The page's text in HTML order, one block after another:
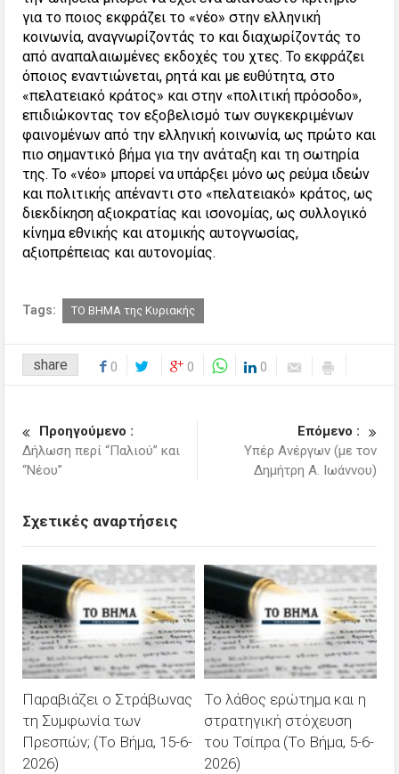
για το ποιος εκφράζει το «νέο» στην ελληνική
κοινωνία, αναγνωρίζοντάς το και διαχωρίζοντάς το
από αναπαλαιωμένες εκδοχές του χτες. Το εκφράζει
όποιος εναντιώνεται, ρητά και με ευθύτητα, στο
«πελατειακό κράτος» και στην «πολιτική πρόσοδο»,
επιδιώκοντας τον εξοβελισμό των συγκεκριμένων
φαινομένων από την ελληνική κοινωνία, ως πρώτο και
πιο σημαντικό βήμα για την ανάταξη και τη σωτηρία
της. Το «νέο» μπορεί να υπάρξει μόνο ως ρεύμα ιδεών
και πολιτικής απέναντι στο «πελατειακό» κράτος, ως
διεκδίκηση αξιοκρατίας και ισονομίας, ως συλλογικό
κίνημα εθνικής και ατομικής αυτογνωσίας,
αξιοπρέπειας και αυτονομίας.
Tags: ΤΟ ΒΗΜΑ της Κυριακής
share 0 0 0
Προηγούμενο :
Δήλωση περί “Παλιού” και
“Νέου”
Επόμενο :
Υπέρ Ανέργων (με τον
Δημήτρη Α. Ιωάννου)
Σχετικές αναρτήσεις
Παραβιάζει ο Στράβωνας
τη Συμφωνία των
Πρεσπών; (Το Βήμα, 15-6-
2026)
Το λάθος ερώτημα και η
στρατηγική στόχευση
του Τσίπρα (Το Βήμα, 5-6-
2026)